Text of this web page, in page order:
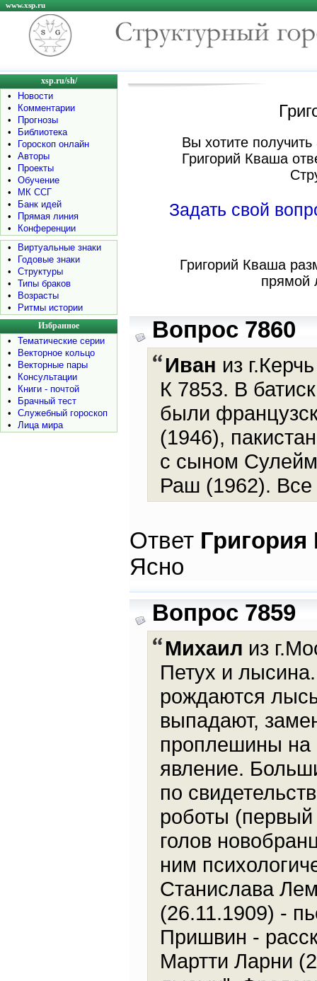
www.xsp.ru
xsp.ru/sh/
•
Новости
•
Комментарии
•
Прогнозы
•
Библиотека
•
Гороскоп онлайн
•
Авторы
•
Проекты
•
Обучение
•
МК ССГ
•
Банк идей
•
Прямая линия
•
Конференции
•
Виртуальные знаки
•
Годовые знаки
•
Структуры
•
Типы браков
•
Возрасты
•
Ритмы истории
Избранное
•
Тематические серии
•
Векторное кольцо
•
Векторные пары
•
Консультации
•
Книги - почтой
•
Брачный тест
•
Служебный гороскоп
•
Лица мира
Вы хотите
Григорий Кваша
Задать свой
Григорий Кваша
прямой
Вопрос 7860
Иван из
К 7853. В
были
(1946),
с сыном
Раш (1962).
Ответ
Ясно
Вопрос 7859
Михаил из
Петух и
рождаются
выпадают,
проплешины на
явление.
по
роботы
голов
ним
Станислава
(26.11.1909) -
Пришвин -
Мартти Ларни